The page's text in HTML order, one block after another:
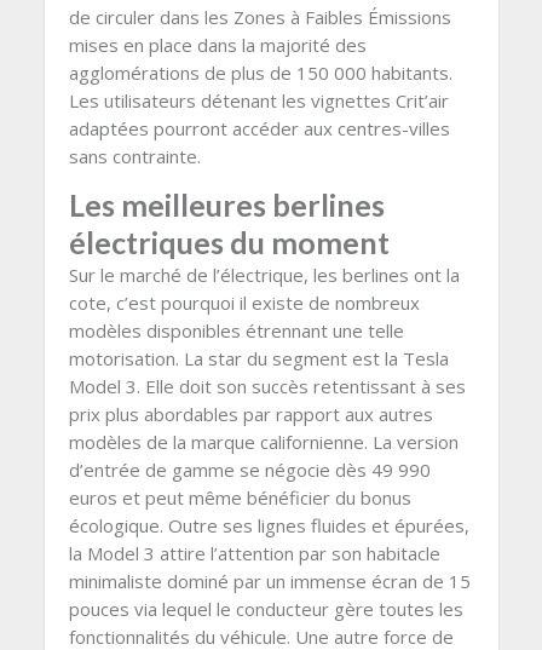
de circuler dans les Zones à Faibles Émissions
mises en place dans la majorité des
agglomérations de plus de 150 000 habitants.
Les utilisateurs détenant les vignettes Crit’air
adaptées pourront accéder aux centres-villes
sans contrainte.
Les meilleures berlines
électriques du moment
Sur le marché de l’électrique, les berlines ont la
cote, c’est pourquoi il existe de nombreux
modèles disponibles étrennant une telle
motorisation. La star du segment est la Tesla
Model 3. Elle doit son succès retentissant à ses
prix plus abordables par rapport aux autres
modèles de la marque californienne. La version
d’entrée de gamme se négocie dès 49 990
euros et peut même bénéficier du bonus
écologique. Outre ses lignes fluides et épurées,
la Model 3 attire l’attention par son habitacle
minimaliste dominé par un immense écran de 15
pouces via lequel le conducteur gère toutes les
fonctionnalités du véhicule. Une autre force de